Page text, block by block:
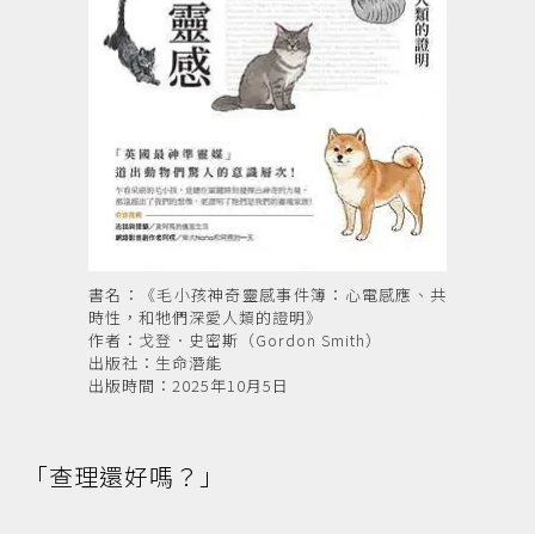
書名：《毛小孩神奇靈感事件簿：心電感應、共
時性，和牠們深愛人類的證明》
作者：戈登．史密斯（Gordon Smith）
出版社：生命潛能
出版時間：2025年10月5日
「查理還好嗎？」